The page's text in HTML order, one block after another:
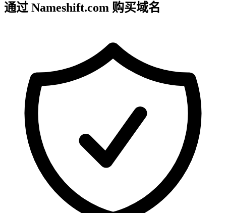
通过 Nameshift.com 购买域名